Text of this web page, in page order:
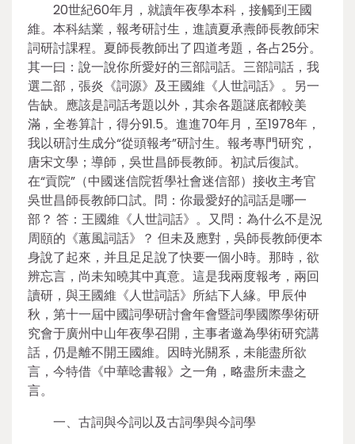
20世紀60年月，就讀年夜學本科，接觸到王國
維。本科結業，報考研討生，進讀夏承燾師長教師宋
詞研討課程。夏師長教師出了四道考題，各占25分。
其一曰：說一說你所愛好的三部詞話。三部詞話，我
選二部，張炎《詞源》及王國維《人世詞話》。另一
告缺。應該是詞話考題以外，其余各題謎底都較美
滿，全卷算計，得分91.5。進進70年月，至1978年，
我以研討生成分“從頭報考”研討生。報考專門研究，
唐宋文學；導師，吳世昌師長教師。初試后復試。
在“貢院”（中國迷信院哲學社會迷信部）接收主考官
吳世昌師長教師口試。問：你最愛好的詞話是哪一
部？ 答：王國維《人世詞話》。又問：為什么不是況
周頤的《蕙風詞話》？ 但未及應對，吳師長教師便本
身說了起來，并且足足說了快要一個小時。那時，欲
辨忘言，尚未知曉其中真意。這是我兩度報考，兩回
讀研，與王國維《人世詞話》所結下人緣。甲辰仲
秋，第十一屆中國詞學研討會年會暨詞學國際學術研
究會于廣州中山年夜學召開，主事者邀為學術研究講
話，仍是離不開王國維。因時光關系，未能盡所欲
言，今特借《中華唸書報》之一角，略盡所未盡之
言。
一、古詞與今詞以及古詞學與今詞學